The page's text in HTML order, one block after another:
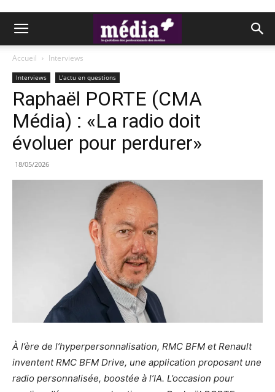
Accueil Interviews
Interviews L'actu en questions
Raphaël PORTE (CMA
Média) : «La radio doit
évoluer pour perdurer»
18/05/2026
À l’ère de l’hyperpersonnalisation, RMC BFM et Renault
inventent RMC BFM Drive, une application proposant une
radio personnalisée, boostée à l’IA. L’occasion pour